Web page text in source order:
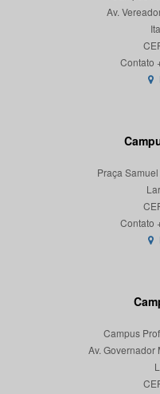
Av.
Praça
Campus
Av. Governador